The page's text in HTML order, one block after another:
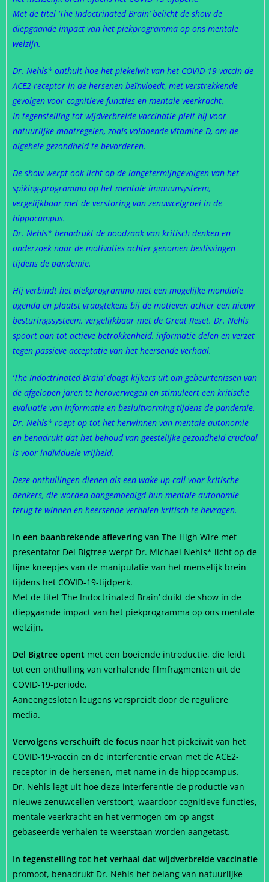
Met de titel ‘The Indoctrinated Brain’ belicht de show de
diepgaande impact van het piekprogramma op ons mentale
welzijn.
Dr. Nehls* onthult hoe het piekeiwit van het COVID-19-vaccin de
ACE2-receptor in de hersenen beïnvloedt, met verstrekkende
gevolgen voor cognitieve functies en mentale veerkracht.
In tegenstelling tot wijdverbreide vaccinatie pleit hij voor
natuurlijke maatregelen, zoals voldoende vitamine D, om de
algehele gezondheid te bevorderen.
De show werpt ook licht op de langetermijngevolgen van het
spiking-programma op het mentale immuunsysteem,
vergelijkbaar met de verstoring van zenuwcelgroei in de
hippocampus.
Dr. Nehls* benadrukt de noodzaak van kritisch denken en
onderzoek naar de motivaties achter genomen beslissingen
tijdens de pandemie.
Hij verbindt het piekprogramma met een mogelijke mondiale
agenda en plaatst vraagtekens bij de motieven achter een nieuw
besturingssysteem, vergelijkbaar met de Great Reset. Dr. Nehls
spoort aan tot actieve betrokkenheid, informatie delen en verzet
tegen passieve acceptatie van het heersende verhaal.
‘The Indoctrinated Brain’ daagt kijkers uit om gebeurtenissen van
de afgelopen jaren te heroverwegen en stimuleert een kritische
evaluatie van informatie en besluitvorming tijdens de pandemie.
Dr. Nehls* roept op tot het herwinnen van mentale autonomie
en benadrukt dat het behoud van geestelijke gezondheid cruciaal
is voor individuele vrijheid.
Deze onthullingen dienen als een wake-up call voor kritische
denkers, die worden aangemoedigd hun mentale autonomie
terug te winnen en heersende verhalen kritisch te bevragen.
In een baanbrekende aflevering van The High Wire met
presentator Del Bigtree werpt Dr. Michael Nehls* licht op de
fijne kneepjes van de manipulatie van het menselijk brein
tijdens het COVID-19-tijdperk.
Met de titel ‘The Indoctrinated Brain’ duikt de show in de
diepgaande impact van het piekprogramma op ons mentale
welzijn.
Del Bigtree opent met een boeiende introductie, die leidt
tot een onthulling van verhalende filmfragmenten uit de
COVID-19-periode.
Aaneengesloten leugens verspreidt door de reguliere
media.
Vervolgens verschuift de focus naar het piekeiwit van het
COVID-19-vaccin en de interferentie ervan met de ACE2-
receptor in de hersenen, met name in de hippocampus.
Dr. Nehls legt uit hoe deze interferentie de productie van
nieuwe zenuwcellen verstoort, waardoor cognitieve functies,
mentale veerkracht en het vermogen om op angst
gebaseerde verhalen te weerstaan ​​worden aangetast.
In tegenstelling tot het verhaal dat wijdverbreide vaccinatie
promoot, benadrukt Dr. Nehls het belang van natuurlijke